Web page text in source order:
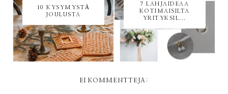
10 KYSYMYSTÄ
JOULUSTA
7 LAHJAIDEAA
KOTIMAISILTA
YRITYKSIL...
EI KOMMENTTEJA: